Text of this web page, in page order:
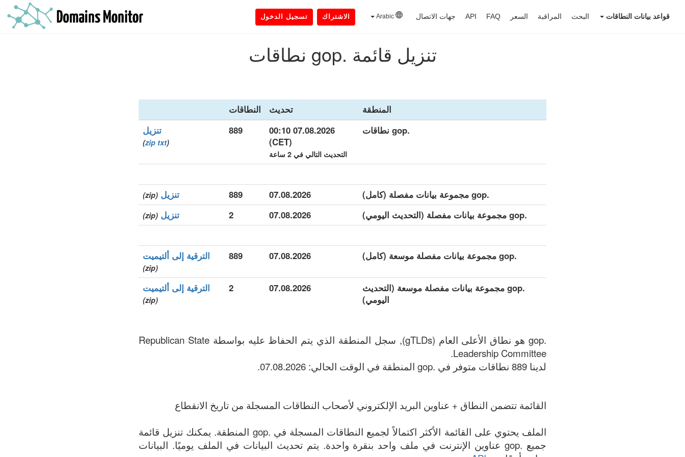
قواعد بيانات النطاقات البحث المراقبة السعر FAQ
API جهات الاتصال الاشتراك تسجيل الدخول
تنزيل قائمة .gop نطاقات
المنطقة تحديث
النطاقات
.gop نطاقات
07.08.2026 00:10
(CET)
التحديث التالي في 2 ساعة
889 تنزيل
(
zip txt
)
.gop مجموعة بيانات مفصلة (كامل) 07.08.2026
889 تنزيل (zip)
.gop مجموعة بيانات مفصلة (التحديث اليومي) 07.08.2026
2 تنزيل (zip)
.gop مجموعة بيانات مفصلة موسعة (كامل) 07.08.2026
889 الترقية إلى ألتيميت
(zip)
.gop مجموعة بيانات مفصلة موسعة (التحديث
اليومي)
07.08.2026
2 الترقية إلى ألتيميت
(zip)
.gop هو نطاق الأعلى العام (gTLDs), سجل المنطقة الذي يتم الحفاظ عليه بواسطة Republican State
Leadership Committee.
لدينا 889 نطاقات متوفر في .gop المنطقة في الوقت الحالي: 07.08.2026.
القائمة تتضمن النطاق + عناوين البريد الإلكتروني لأصحاب النطاقات المسجلة من تاريخ الانقطاع
الملف يحتوي على القائمة الأكثر اكتمالاً لجميع النطاقات المسجلة في .gop المنطقة. يمكنك تنزيل قائمة
جميع .gop عناوين الإنترنت في ملف واحد بنقرة واحدة. يتم تحديث البيانات في الملف يوميًا. البيانات